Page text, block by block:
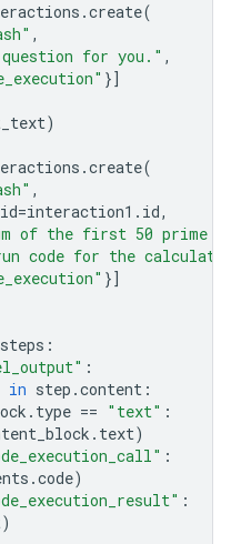
.create(
,
for you." ,
}]
)
.create(
,
=interaction1 . id,
of the first 50 prime
code for the
}]
steps :
:
in step .content :
. type == "text" :
. text)
:
.code)
:
)